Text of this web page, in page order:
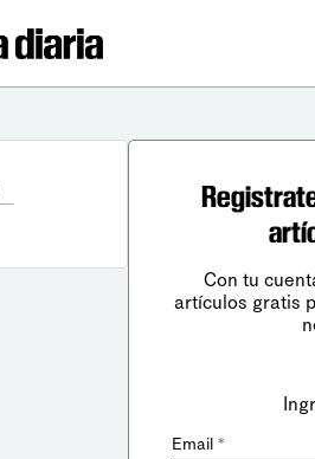
Con tu
artículos gratis
Email *